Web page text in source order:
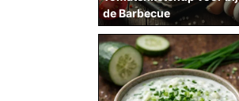
de Barbecue